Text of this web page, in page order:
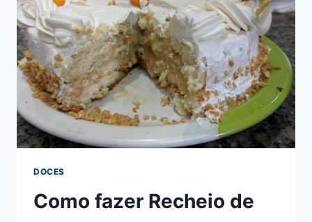
DOCES
Como fazer Recheio de